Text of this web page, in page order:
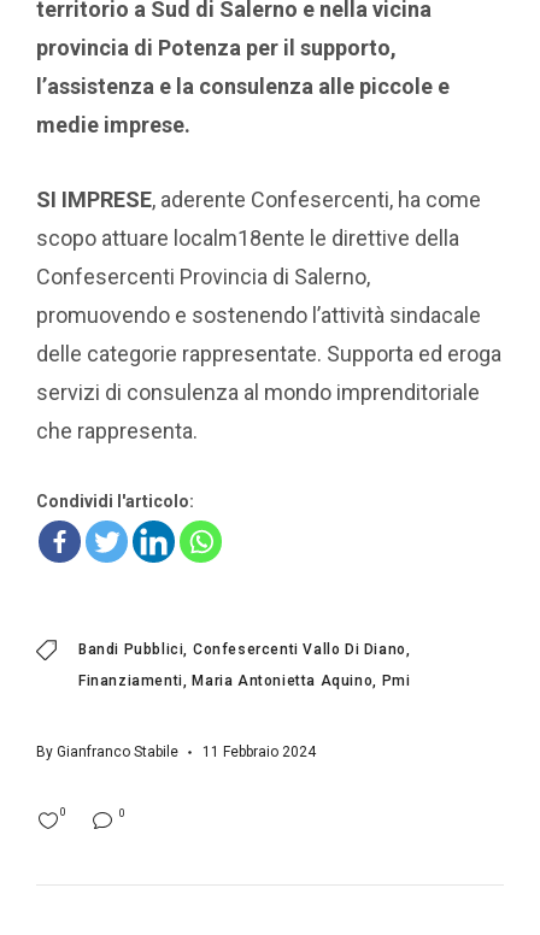
territorio a Sud di Salerno e nella vicina
provincia di Potenza per il supporto,
l’assistenza e la consulenza alle piccole e
medie imprese.
SI IMPRESE, aderente Confesercenti, ha come
scopo attuare localm18ente le direttive della
Confesercenti Provincia di Salerno,
promuovendo e sostenendo l’attività sindacale
delle categorie rappresentate. Supporta ed eroga
servizi di consulenza al mondo imprenditoriale
che rappresenta.
Condividi l'articolo:
Bandi Pubblici Confesercenti Vallo Di Diano
Finanziamenti
Maria Antonietta Aquino Pmi
By Gianfranco Stabile 11 Febbraio 2024
0
0